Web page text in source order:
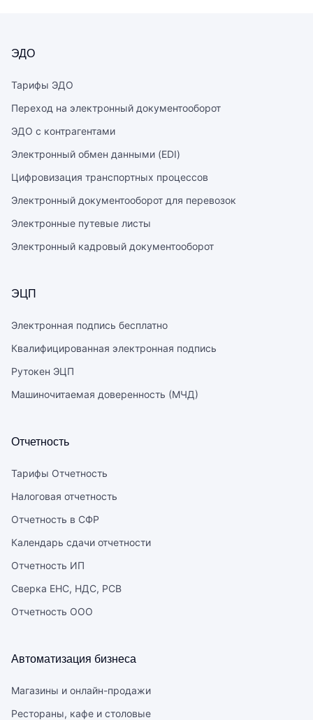
ЭДО
Тарифы ЭДО
Переход на электронный документооборот
ЭДО с контрагентами
Электронный обмен данными (EDI)
Цифровизация транспортных процессов
Электронный документооборот для перевозок
Электронные путевые листы
Электронный кадровый документооборот
ЭЦП
Электронная подпись бесплатно
Квалифицированная электронная подпись
Рутокен ЭЦП
Машиночитаемая доверенность (МЧД)
Отчетность
Тарифы Отчетность
Налоговая отчетность
Отчетность в СФР
Календарь сдачи отчетности
Отчетность ИП
Сверка ЕНС, НДС, РСВ
Отчетность ООО
Автоматизация бизнеса
Магазины и онлайн-продажи
Рестораны, кафе и столовые